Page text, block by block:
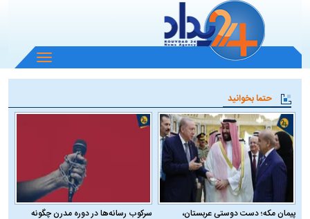
باز
و
منو
حتما بخوانید
پیمان مکه؛ دست دوستی عربستان،
سرکوب رسانه‌ها در دوره مدرن چگونه